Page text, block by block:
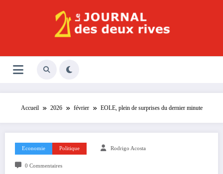
Le Journal des Deux Rives
Accueil 2026 février EOLE, plein de surprises du dernier minute
Economie Politique Rodrigo Acosta
0 Commentaires